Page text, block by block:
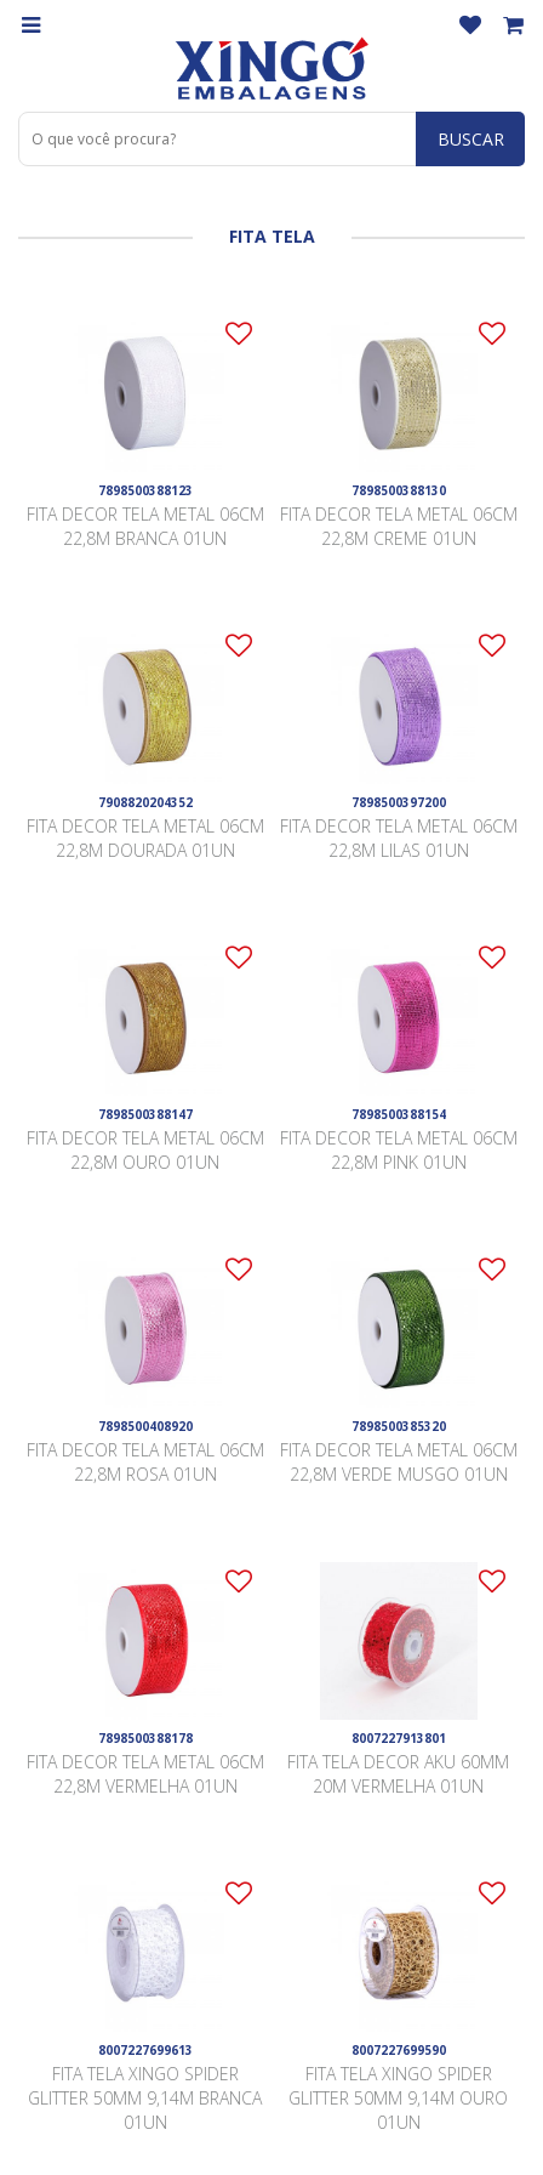
BUSCAR
FITA TELA
7898500388123
FITA DECOR TELA METAL 06CM
22,8M BRANCA 01UN
7898500388130
FITA DECOR TELA METAL 06CM
22,8M CREME 01UN
7908820204352
FITA DECOR TELA METAL 06CM
22,8M DOURADA 01UN
7898500397200
FITA DECOR TELA METAL 06CM
22,8M LILAS 01UN
7898500388147
FITA DECOR TELA METAL 06CM
22,8M OURO 01UN
7898500388154
FITA DECOR TELA METAL 06CM
22,8M PINK 01UN
7898500408920
FITA DECOR TELA METAL 06CM
22,8M ROSA 01UN
7898500385320
FITA DECOR TELA METAL 06CM
22,8M VERDE MUSGO 01UN
7898500388178
FITA DECOR TELA METAL 06CM
22,8M VERMELHA 01UN
8007227913801
FITA TELA DECOR AKU 60MM
20M VERMELHA 01UN
8007227699613
FITA TELA XINGO SPIDER
GLITTER 50MM 9,14M BRANCA
01UN
8007227699590
FITA TELA XINGO SPIDER
GLITTER 50MM 9,14M OURO
01UN